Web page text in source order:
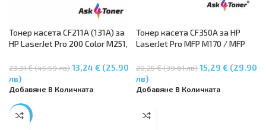
Тонер касета CF211A (131A) за
HP LaserJet Pro 200 Color M251,
23,31 € (45.59 лв)13,24 € (25.90
лв)
Добавяне В Количката
Тонер касета CF350A за HP
LaserJet Pro MFP M170 / MFP
20,25 € (39.61 лв)15,29 € (29.90
лв)
Добавяне В Количката
-17%